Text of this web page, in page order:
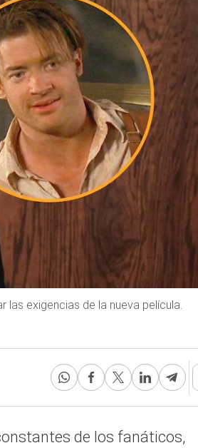
exigencias de la nueva película.
de los fanáticos,